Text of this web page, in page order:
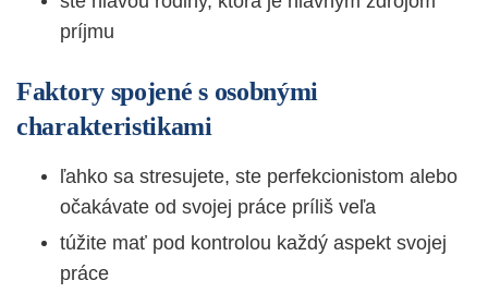
príjmu
Faktory spojené s osobnými
charakteristikami
ľahko sa stresujete, ste perfekcionistom alebo
očakávate od svojej práce príliš veľa
túžite mať pod kontrolou každý aspekt svojej
práce